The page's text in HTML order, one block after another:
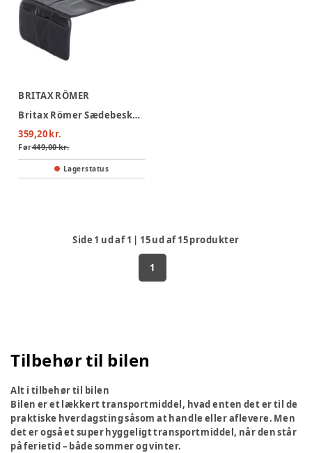
BRITAX RÖMER
Britax Römer Sædebeskytter i Læder
359,20 kr.
Før449,00 kr.
Lagerstatus
Side 1 ud af1 | 15ud af15produkter
1
Tilbehør til bilen
Alt i tilbehør til bilen
Bilen er et lækkert transportmiddel, hvad enten det er til de
praktiske hverdagsting såsom at handle eller aflevere. Men
det er også et super hyggeligt transportmiddel, når den står
på ferietid – både sommer og vinter.